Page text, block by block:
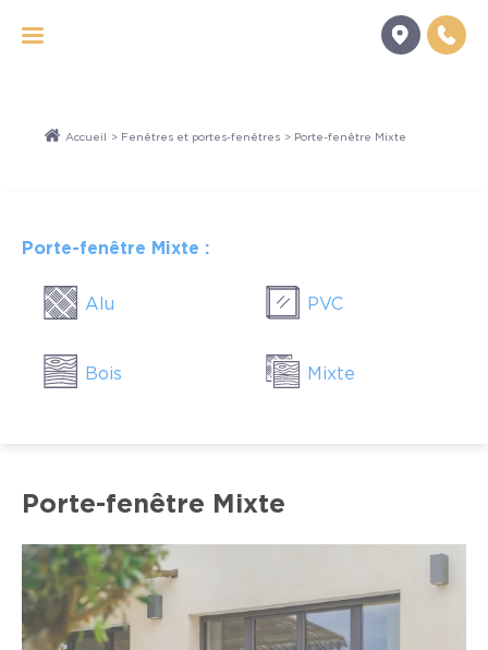
Accueil > Fenêtres et portes-fenêtres > Porte-fenêtre Mixte
Porte-fenêtre Mixte :
Alu PVC
Bois Mixte
Porte-fenêtre Mixte